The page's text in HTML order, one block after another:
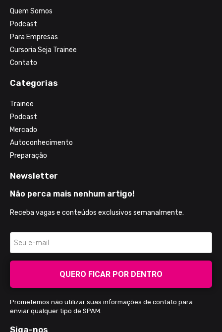
Quem Somos
Podcast
Para Empresas
Cursoria Seja Trainee
Contato
Categorias
Trainee
Podcast
Mercado
Autoconhecimento
Preparação
Newsletter
Não perca mais nenhum artigo!
Receba vagas e conteúdos exclusivos semanalmente.
QUERO FICAR POR DENTRO
Prometemos não utilizar suas informações de contato para
enviar qualquer tipo de SPAM.
Siga-nos